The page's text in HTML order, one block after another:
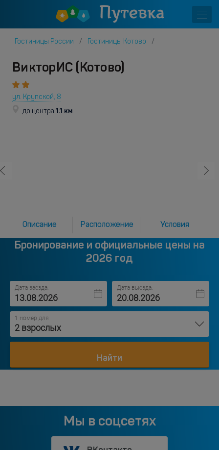
Гостиницы России Гостиницы Котово
ВикторИС (Котово)
ул. Крупской, 8
до центра 1.1 км
Описание Расположение Условия
Бронирование и официальные цены на
2026 год
Дата заезда: Дата выезда:
1 номер для
2 взрослых
Найти
Мы в соцсетях